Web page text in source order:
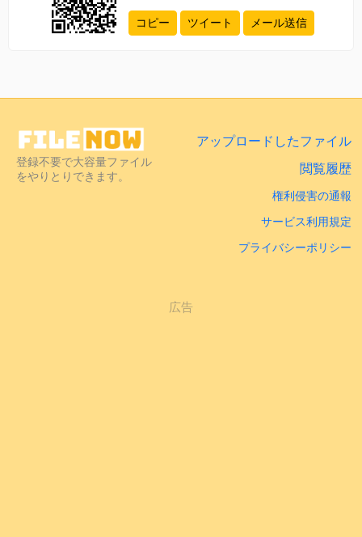
コピー ツイート メール送信
登録不要で大容量ファイル
をやりとりできます。
アップロードしたファイル
閲覧履歴
権利侵害の通報
サービス利用規定
プライバシーポリシー
広告